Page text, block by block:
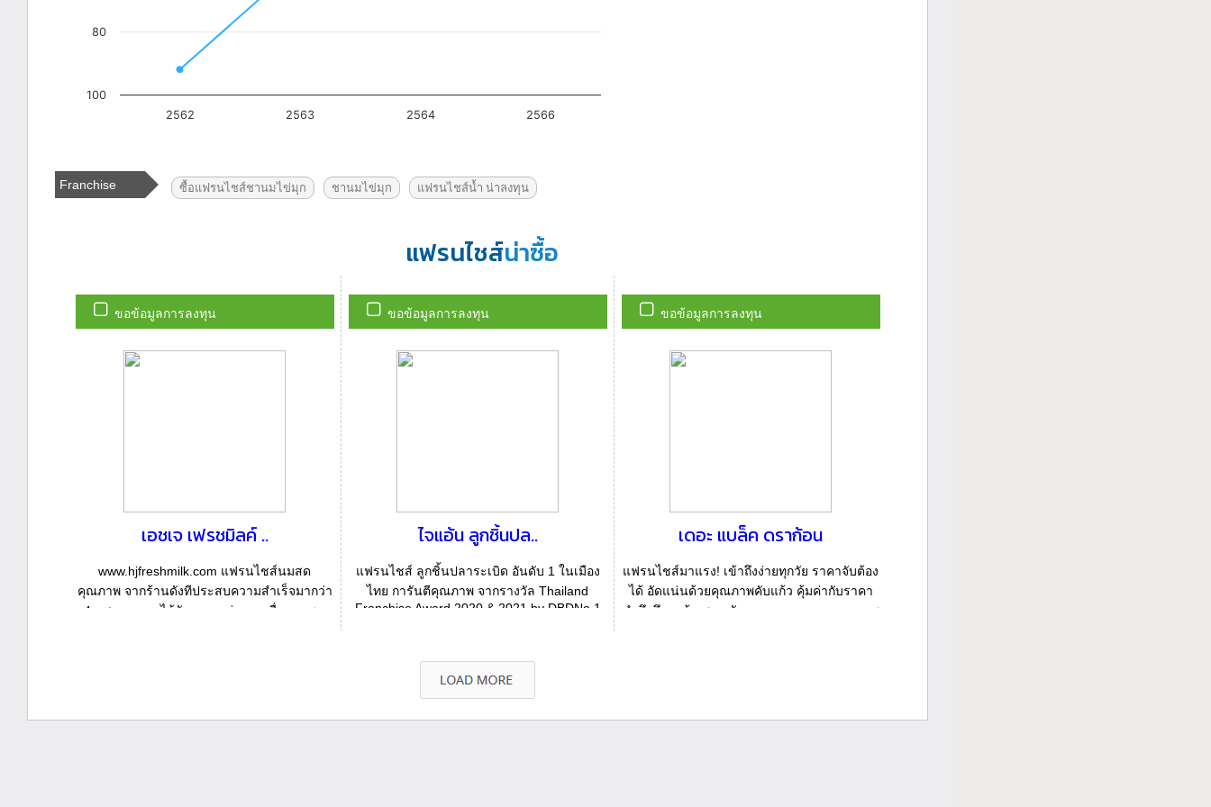
Franchise
ซื้อแฟรนไชส์ชานมไข่มุก ชานมไข่มุก แฟรนไชส์น้ำ น่าลงทุน
แฟรนไชส์น่าซื้อ
ขอข้อมูลการลงทุน
เอชเจ เฟรชมิลค์ ..
www.hjfreshmilk.com แฟรนไชส์นมสด
คุณภาพ จากร้านดังทีประสบความสำเร็จมากว่า
4 ทศวรรษ จนได้รับการยกย่องจากสื่อมวลชน
ขอข้อมูลการลงทุน
ไจแอ้น ลูกชิ้นปล..
แฟรนไชส์ ลูกชิ้นปลาระเบิด อันดับ 1 ในเมือง
ไทย การันตีคุณภาพ จากรางวัล Thailand
Franchise Award 2020 & 2021 by DBDNo.1
ขอข้อมูลการลงทุน
เดอะ แบล็ค ดราก้อน
แฟรนไชส์มาแรง! เข้าถึงง่ายทุกวัย ราคาจับต้อง
ได้ อัดแน่นด้วยคุณภาพคับแก้ว คุ้มค่ากับราคา
คำนึงถึงลูกค้าเสมอ รักษามาตรฐานและคุณภาพ